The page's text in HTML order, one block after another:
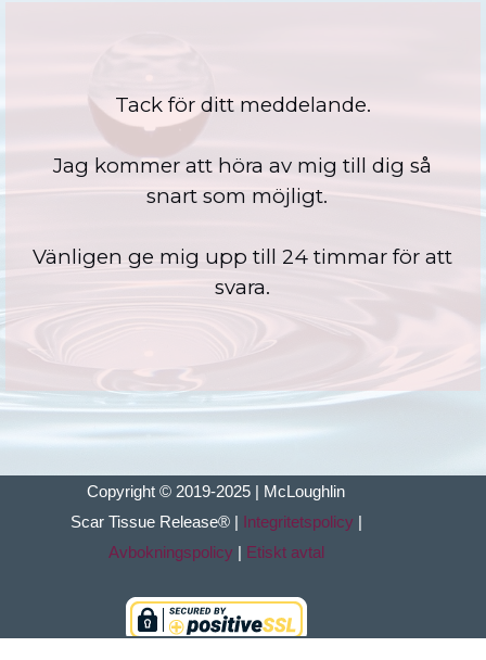
Tack för ditt meddelande.
Jag kommer att höra av mig till dig så
snart som möjligt.
Vänligen ge mig upp till 24 timmar för att
svara.
Copyright © 2019-2025 | McLoughlin
Scar Tissue Release® Integritetspolicy
Avbokningspolicy
Etiskt avtal